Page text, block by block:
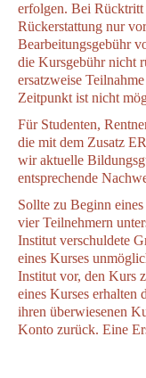
erfolgen. Bei Rücktritt
Rückerstattung nur
Bearbeitungsgebühr
die Kursgebühr nicht
ersatzweise
Zeitpunkt ist nicht
Für Studenten,
die mit dem Zusatz
wir aktuelle
entsprechende
Sollte zu Beginn
vier Teilnehmern
Institut verschuldete
eines Kurses
Institut vor, den Kurs
eines Kurses erhalten
ihren überwiesenen
Konto zurück. Eine